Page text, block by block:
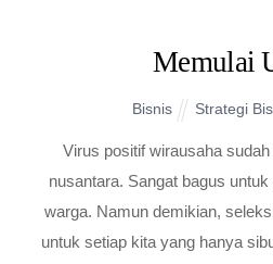
Memulai
Bisnis Strategi
Virus positif wirausaha
nusantara. Sangat bagus
warga. Namun demikian,
untuk setiap kita yang hanya